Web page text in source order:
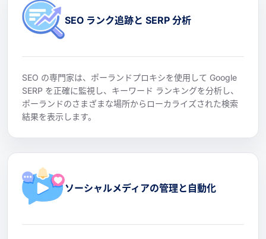
SEO ランク追跡と SERP 分析
SEO の専門家は、ポーランドプロキシを使用して Google
SERP を正確に監視し、キーワード ランキングを分析し、
ポーランドのさまざまな場所からローカライズされた検索
結果を表示します。
ソーシャルメディアの管理と自動化